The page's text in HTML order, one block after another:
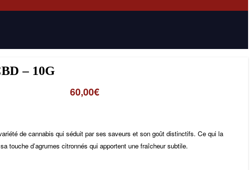
– 10G
60,00€
de cannabis qui séduit par ses saveurs et son goût distinctifs. Ce qui la
touche d’agrumes citronnés qui apportent une fraîcheur subtile.